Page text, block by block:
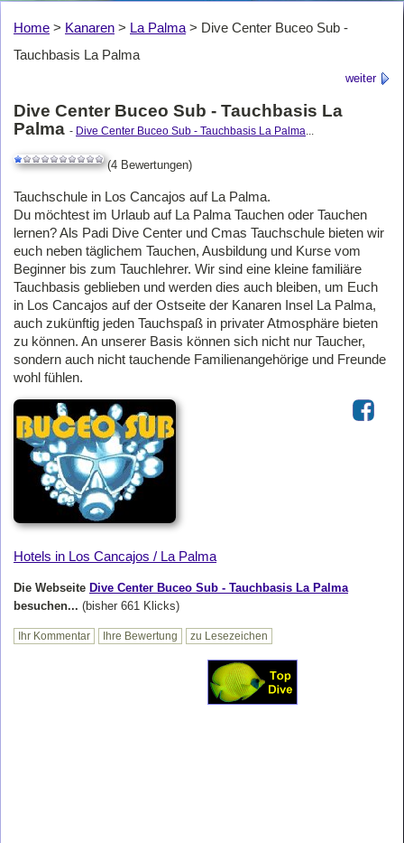
Home > Kanaren > La Palma > Dive Center Buceo Sub -
Tauchbasis La Palma
weiter
Dive Center Buceo Sub - Tauchbasis La
Palma - Dive Center Buceo Sub - Tauchbasis La Palma...
(4 Bewertungen)
Tauchschule in Los Cancajos auf La Palma.
Du möchtest im Urlaub auf La Palma Tauchen oder Tauchen
lernen? Als Padi Dive Center und Cmas Tauchschule bieten wir
euch neben täglichem Tauchen, Ausbildung und Kurse vom
Beginner bis zum Tauchlehrer. Wir sind eine kleine familiäre
Tauchbasis geblieben und werden dies auch bleiben, um Euch
in Los Cancajos auf der Ostseite der Kanaren Insel La Palma,
auch zukünftig jeden Tauchspaß in privater Atmosphäre bieten
zu können. An unserer Basis können sich nicht nur Taucher,
sondern auch nicht tauchende Familienangehörige und Freunde
wohl fühlen.
Hotels in Los Cancajos / La Palma
Die Webseite Dive Center Buceo Sub - Tauchbasis La Palma
besuchen... (bisher 661 Klicks)
Ihr Kommentar Ihre Bewertung zu Lesezeichen